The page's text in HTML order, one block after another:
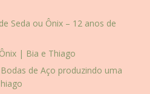
Seda ou Ônix – 12 anos de
| Bia e Thiago
de Aço produzindo uma